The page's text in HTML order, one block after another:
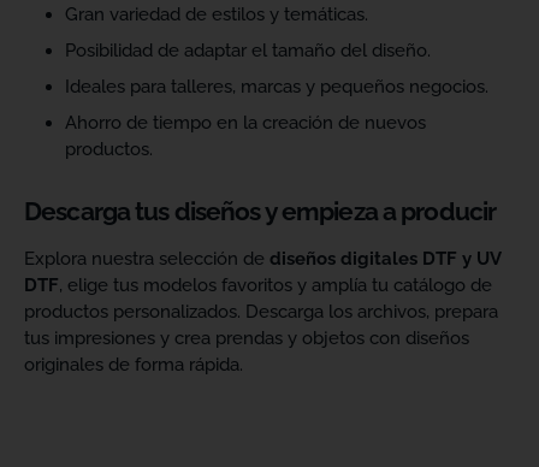
Gran variedad de estilos y temáticas.
Posibilidad de adaptar el tamaño del diseño.
Ideales para talleres, marcas y pequeños negocios.
Ahorro de tiempo en la creación de nuevos
productos.
Descarga tus diseños y empieza a producir
Explora nuestra selección de diseños digitales DTF y UV
DTF, elige tus modelos favoritos y amplía tu catálogo de
productos personalizados. Descarga los archivos, prepara
tus impresiones y crea prendas y objetos con diseños
originales de forma rápida.